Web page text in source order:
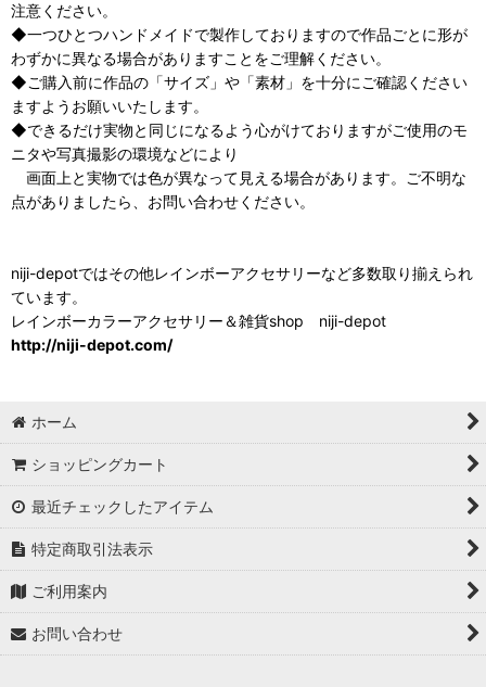
注意ください。
◆一つひとつハンドメイドで製作しておりますので作品ごとに形が
わずかに異なる場合がありますことをご理解ください。
◆ご購入前に作品の「サイズ」や「素材」を十分にご確認ください
ますようお願いいたします。
◆できるだけ実物と同じになるよう心がけておりますがご使用のモ
ニタや写真撮影の環境などにより
画面上と実物では色が異なって見える場合があります。ご不明な
点がありましたら、お問い合わせください。
niji-depotではその他レインボーアクセサリーなど多数取り揃えられ
ています。
レインボーカラーアクセサリー＆雑貨shop niji-depot
http://niji-depot.com/
ホーム
ショッピングカート
最近チェックしたアイテム
特定商取引法表示
ご利用案内
お問い合わせ